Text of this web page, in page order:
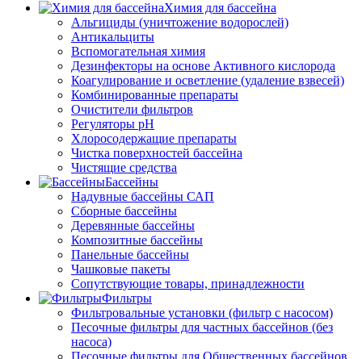
Химия для бассейна
Альгициды (уничтожение водорослей)
Антикальциты
Вспомогательная химия
Дезинфекторы на основе Активного кислорода
Коагулирование и осветление (удаление взвесей)
Комбинированные препараты
Очистители фильтров
Регуляторы pH
Хлоросодержащие препараты
Чистка поверхностей бассейна
Чистящие средства
Бассейны
Надувные бассейны САП
Сборные бассейны
Деревянные бассейны
Композитные бассейны
Панельные бассейны
Чашковые пакеты
Сопутствующие товары, принадлежности
Фильтры
Фильтровальные установки (фильтр с насосом)
Песочные фильтры для частных бассейнов (без
насоса)
Песочные фильтры для Общественных бассейнов